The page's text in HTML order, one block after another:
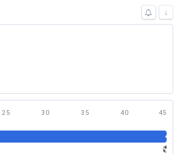
↓
25 30 35 40 45